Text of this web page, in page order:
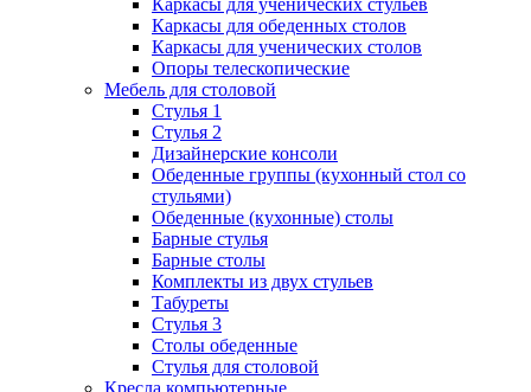
Каркасы для ученических стульев
Каркасы для обеденных столов
Каркасы для ученических столов
Опоры телескопические
Мебель для столовой
Стулья 1
Стулья 2
Дизайнерские консоли
Обеденные группы (кухонный стол со
стульями)
Обеденные (кухонные) столы
Барные стулья
Барные столы
Комплекты из двух стульев
Табуреты
Стулья 3
Столы обеденные
Стулья для столовой
Кресла компьютерные